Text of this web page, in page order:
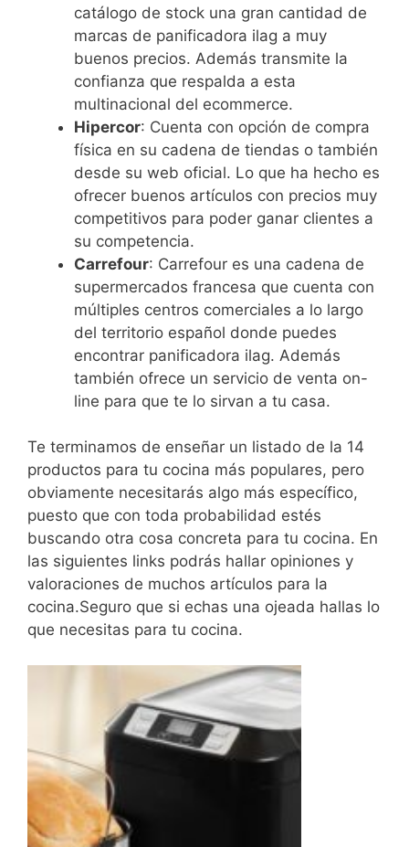
catálogo de stock una gran cantidad de
marcas de panificadora ilag a muy
buenos precios. Además transmite la
confianza que respalda a esta
multinacional del ecommerce.
Hipercor: Cuenta con opción de compra
física en su cadena de tiendas o también
desde su web oficial. Lo que ha hecho es
ofrecer buenos artículos con precios muy
competitivos para poder ganar clientes a
su competencia.
Carrefour: Carrefour es una cadena de
supermercados francesa que cuenta con
múltiples centros comerciales a lo largo
del territorio español donde puedes
encontrar panificadora ilag. Además
también ofrece un servicio de venta on-
line para que te lo sirvan a tu casa.
Te terminamos de enseñar un listado de la 14
productos para tu cocina más populares, pero
obviamente necesitarás algo más específico,
puesto que con toda probabilidad estés
buscando otra cosa concreta para tu cocina. En
las siguientes links podrás hallar opiniones y
valoraciones de muchos artículos para la
cocina.Seguro que si echas una ojeada hallas lo
que necesitas para tu cocina.